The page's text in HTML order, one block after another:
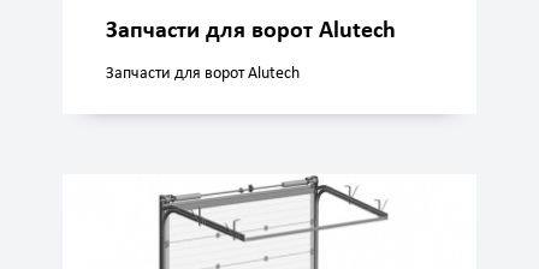
Запчасти для ворот Alutech
Запчасти для ворот Alutech